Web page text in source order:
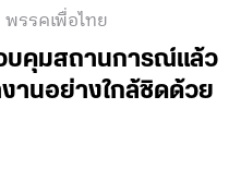
พรรคเพื่อไทย
บคุมสถานการณ์แล้ว
านอย่างใกล้ชิดด้วย